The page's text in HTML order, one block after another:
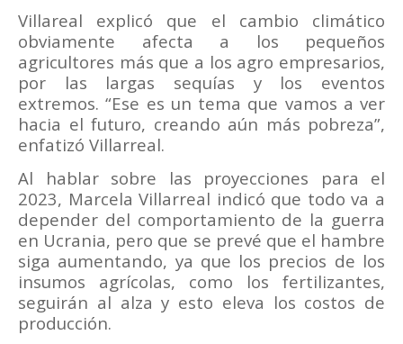
Villareal explicó que el cambio climático
obviamente afecta a los pequeños
agricultores más que a los agro empresarios,
por las largas sequías y los eventos
extremos. “Ese es un tema que vamos a ver
hacia el futuro, creando aún más pobreza”,
enfatizó Villarreal.
Al hablar sobre las proyecciones para el
2023, Marcela Villarreal indicó que todo va a
depender del comportamiento de la guerra
en Ucrania, pero que se prevé que el hambre
siga aumentando, ya que los precios de los
insumos agrícolas, como los fertilizantes,
seguirán al alza y esto eleva los costos de
producción.